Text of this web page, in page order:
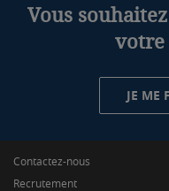
Vous
votre
JE ME
Contactez-nous
Recrutement